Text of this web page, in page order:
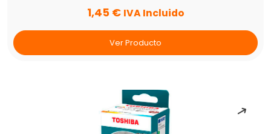
1,45 € IVA Incluido
Ver Producto